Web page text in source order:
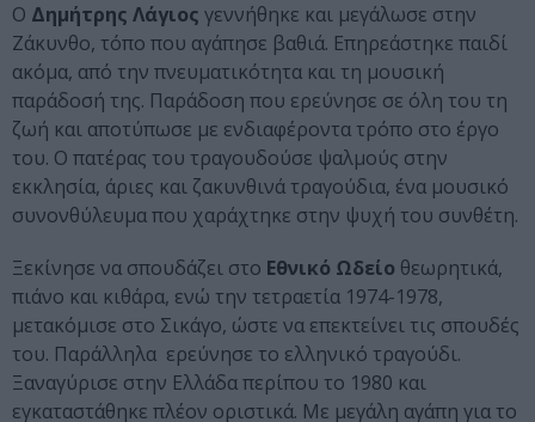
Ο Δημήτρης Λάγιος γεννήθηκε και μεγάλωσε στην
Ζάκυνθο, τόπο που αγάπησε βαθιά. Επηρεάστηκε παιδί
ακόμα, από την πνευματικότητα και τη μουσική
παράδοσή της. Παράδοση που ερεύνησε σε όλη του τη
ζωή και αποτύπωσε με ενδιαφέροντα τρόπο στο έργο
του. Ο πατέρας του τραγουδούσε ψαλμούς στην
εκκλησία, άριες και ζακυνθινά τραγούδια, ένα μουσικό
συνονθύλευμα που χαράχτηκε στην ψυχή του συνθέτη.
Ξεκίνησε να σπουδάζει στο Εθνικό Ωδείο θεωρητικά,
πιάνο και κιθάρα, ενώ την τετραετία 1974-1978,
μετακόμισε στο Σικάγο, ώστε να επεκτείνει τις σπουδές
του. Παράλληλα ερεύνησε το ελληνικό τραγούδι.
Ξαναγύρισε στην Ελλάδα περίπου το 1980 και
εγκαταστάθηκε πλέον οριστικά. Με μεγάλη αγάπη για το